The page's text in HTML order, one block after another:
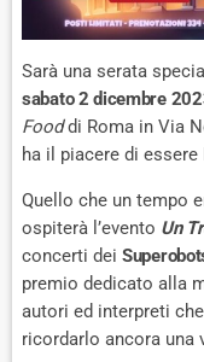
Sarà una serata
sabato 2 dicembre
Fooddi Roma in Via
ha il piacere di
Quello che un tempo
ospiterà l’evento Un
concerti dei
premio dedicato alla
autori ed interpreti
ricordarlo ancora una